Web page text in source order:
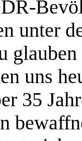
unter
uns
35